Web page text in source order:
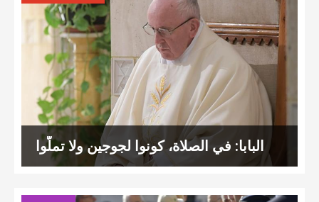
البابا: في الصلاة، كونوا لجوجين ولا تملّوا